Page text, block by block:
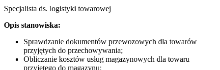
Specjalista ds. logistyki towarowej
Opis stanowiska:
Sprawdzanie dokumentów przewozowych dla towarów
przyjętych do przechowywania;
Obliczanie kosztów usług magazynowych dla towaru
przyjętego do magazynu;